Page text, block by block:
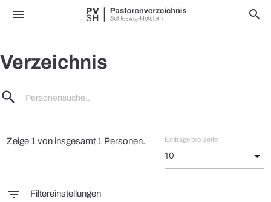
menu search
Verzeichnis
search Personensuche..
Zeige 1 von insgesamt 1 Personen. Einträge pro Seite
filter_list Filtereinstellungen